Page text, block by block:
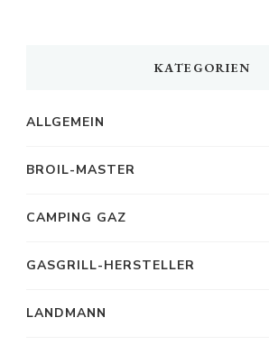
KATEGORIEN
ALLGEMEIN
BROIL-MASTER
CAMPING GAZ
GASGRILL-HERSTELLER
LANDMANN